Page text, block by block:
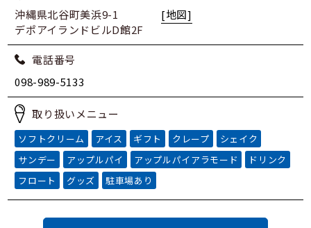
沖縄県北谷町美浜9-1
デポアイランドビルD館2F
[地図]
電話番号
098-989-5133
取り扱いメニュー
ソフトクリーム アイス ギフト クレープ
シェイク
サンデー
アップルパイ アップルパイアラモード
ドリンク
フロート
グッズ 駐車場あり